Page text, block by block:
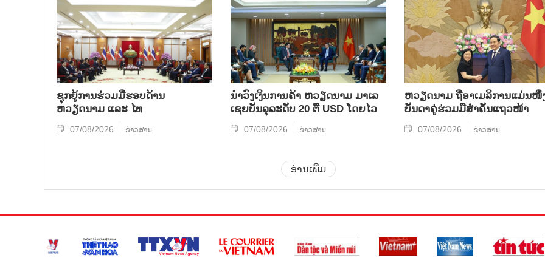
ຊຸກຍູ້ການຮ່ວມມືຮອບດ້ານ
ຫວຽດນາມ ແລະ ໄທ
07/08/2026 ຂ່າວສານ
ນຳ​ວົງ​ເງິນ​ການ​ຄ້າ ຫວຽດ​ນາມ ມາ​ເລ​
ເຊຍ​ບັນ​ລຸ​ລະ​ດັບ 20 ຕື້ USD ໂດຍ​ໄວ
07/08/2026 ຂ່າວສານ
ຫ​ວຽດ​ນາມ ຖື​ອາ​ເມ​ລິ​ການ​ແມ່ນ​ໜຶ່
ບັນ​ດາ​ຄູ່​ຮ່ວມ​ມື​ສຳ​ຄັນ​ແຖວ​ໜ້າ
07/08/2026 ຂ່າວສານ
ອ່ານເພີ່ມ